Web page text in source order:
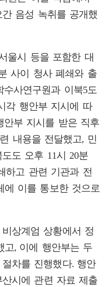
음성 녹취를 공개했
울시 등을 포함한 대
사이 청사 폐쇄와 출
사연구원과 이북5도
각 행안부 지시에 따
안부 지시를 받은 직후
내용을 전달했고, 민
도 오후 11시 20분
하고 관련 기관과 전
에 이를 통보한 것으로
상계엄 상황에서 정
고, 이에 행안부는 두
차를 진행했다. 행안
시에 관련 자료 제출